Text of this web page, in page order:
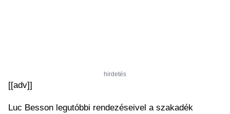
hirdetés
[[adv]]
Luc Besson legutóbbi rendezéseivel a szakadék